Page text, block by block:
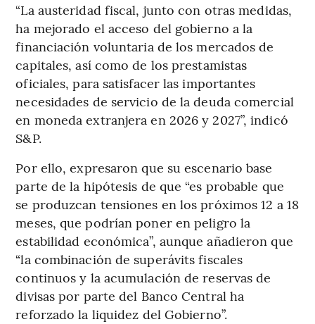
“La austeridad fiscal, junto con otras medidas,
ha mejorado el acceso del gobierno a la
financiación voluntaria de los mercados de
capitales, así como de los prestamistas
oficiales, para satisfacer las importantes
necesidades de servicio de la deuda comercial
en moneda extranjera en 2026 y 2027”, indicó
S&P.
Por ello, expresaron que su escenario base
parte de la hipótesis de que “es probable que
se produzcan tensiones en los próximos 12 a 18
meses, que podrían poner en peligro la
estabilidad económica”, aunque añadieron que
“la combinación de superávits fiscales
continuos y la acumulación de reservas de
divisas por parte del Banco Central ha
reforzado la liquidez del Gobierno”.